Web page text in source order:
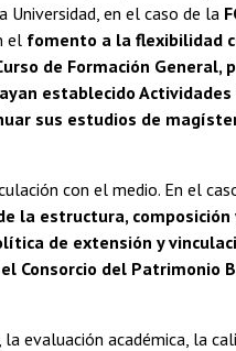
en el caso de la
el fomento a la flexibilidad
de Formación General,
establecido
sus estudios de
con el medio. En el
la estructura, composición
de extensión y
Consorcio del Patrimonio
evaluación académica, la